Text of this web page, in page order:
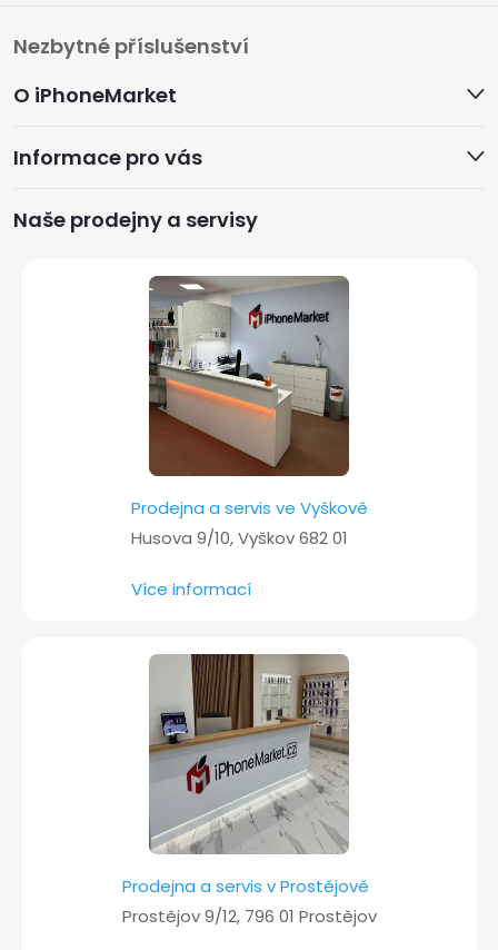
Z
á
p
a
O iPhoneMarket
Informace pro vás
Naše prodejny a servisy
Prodejna a servis ve Vyškově
Husova 9/10, Vyškov 682 01
Více informací
Prodejna a servis v Prostějově
Prostějov 9/12, 796 01 Prostějov
Nezbytné příslušenství